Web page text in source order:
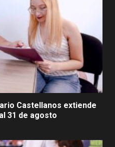
Castellanos extiende
31 de agosto